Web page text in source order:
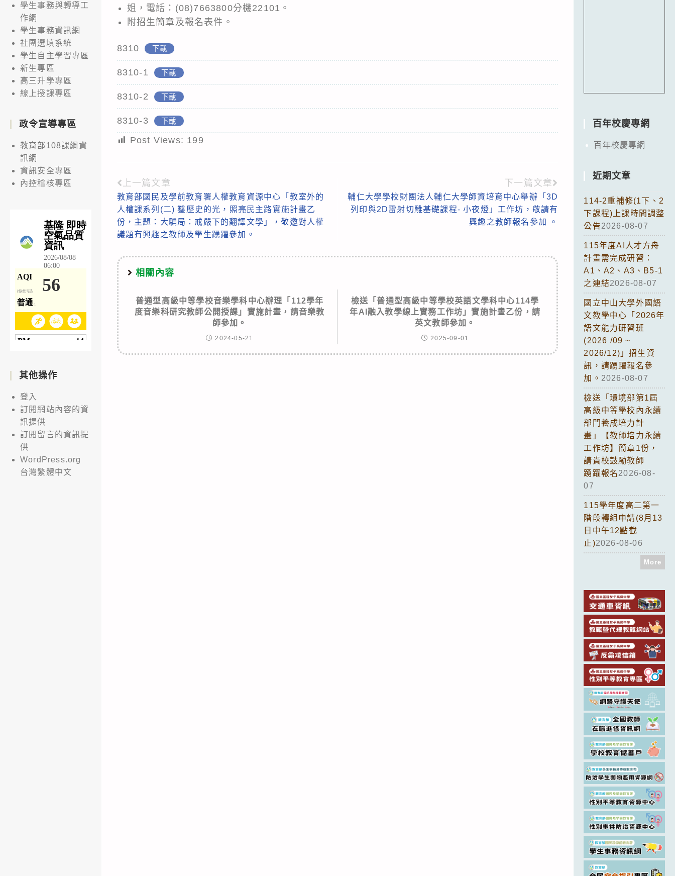
姐，電話：(08)7663800分機22101。
附招生簡章及報名表件。
8310 下載
8310-1 下載
8310-2 下載
8310-3 下載
Post Views: 199
Read
more
articles
上一篇文章
教育部國民及學前教育署人權教育資源中心「教室外的
人權課系列(二) 鑿歷史的光，照亮民主路實施計畫乙
份，主題：大騙局：戒嚴下的翻譯文學」，敬邀對人權
議題有興趣之教師及學生踴躍參加。
下一篇文章
輔仁大學學校財團法人輔仁大學師資培育中心舉辦「3D
列印與2D雷射切雕基礎課程- 小夜燈」工作坊，敬請有
興趣之教師報名參加 。
相關內容
普通型高級中等學校音樂學科中心辦理「112學年
度音樂科研究教師公開授課」實施計畫，請音樂教
師參加。
2024-05-21
檢送「普通型高級中等學校英語文學科中心114學
年AI融入教學線上實務工作坊」實施計畫乙份，請
英文教師參加。
2025-09-01
學生事務與轉導工
作網
學生事務資訊網
社團選填系統
學生自主學習專區
新生專區
高三升學專區
線上授課專區
政令宣導專區
教育部108課綱資
訊網
資訊安全專區
內控稽核專區
其他操作
登入
訂閱網站內容的資
訊提供
訂閱留言的資訊提
供
WordPress.org
台灣繁體中文
百年校慶專網
百年校慶專網
近期文章
114-2重補修(1下、2
下課程)上課時間調整
公告2026-08-07
115年度AI人才方舟
計畫需完成研習：
A1、A2、A3、B5-1
之連結2026-08-07
國立中山大學外國語
文教學中心「2026年
語文能力研習班
(2026 /09 ~
2026/12)」招生資
訊，請踴躍報名參
加。 2026-08-07
檢送「環境部第1屆
高級中等學校內永續
部門養成培力計
畫」【教師培力永續
工作坊】簡章1份，
請貴校鼓勵教師
踴躍報名2026-08-
07
115學年度高二第一
階段轉組申請(8月13
日中午12點截
止)2026-08-06
More